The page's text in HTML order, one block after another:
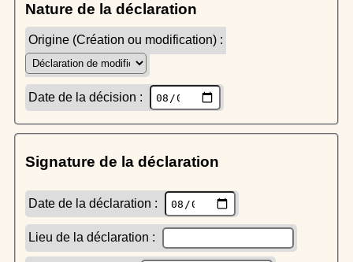
Nature de la déclaration
Origine (Création ou modification) :
Date de la décision :
Signature de la déclaration
Date de la déclaration :
Lieu de la déclaration :